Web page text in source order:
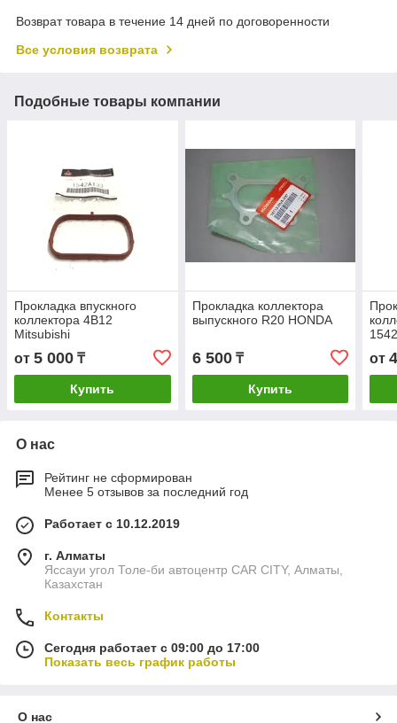
Возврат товара в течение 14 дней по договоренности
Все условия возврата
Подобные товары компании
Прокладка впускного
коллектора 4B12
Mitsubishi
от 5 000 ₸
Купить
Прокладка коллектора
выпускного R20 HONDA
6 500₸
Купить
от
О нас
Рейтинг не сформирован
Менее 5 отзывов за последний год
Работает с 10.12.2019
г. Алматы
Яссауи угол Толе-би автоцентр CAR CITY, Алматы,
Казахстан
Контакты
Сегодня работает с 09:00 до 17:00
Показать весь график работы
О нас